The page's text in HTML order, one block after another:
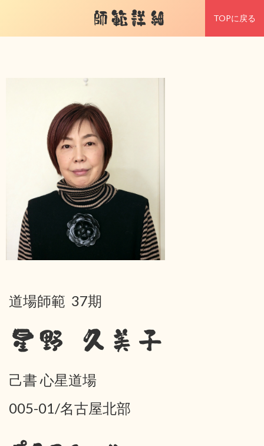
師範詳細 TOPに戻る
道場師範 37期
星野 久美子
己書 心星道場
005-01/名古屋北部